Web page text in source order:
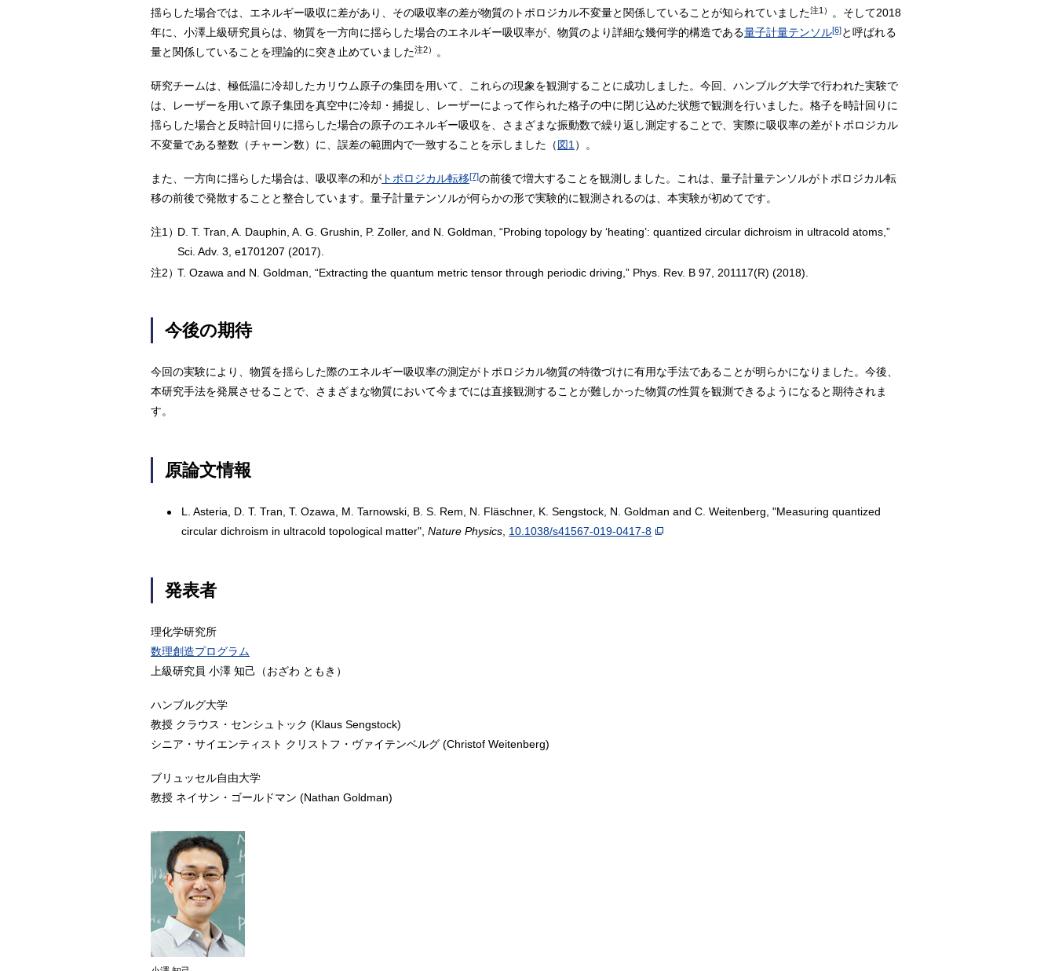
揺らした場合では、エネルギー吸収に差があり、その吸収率の差が物質のトポロジカル不変量と関係していることが知られていました注1）
。そして2018
年に、小澤上級研究員らは、物質を一方向に揺らした場合のエネルギー吸収率が、物質のより詳細な幾何学的構造である量子計量テンソル[6]と呼ばれる
量と関係していることを理論的に突き止めていました注2） 。
研究チームは、極低温に冷却したカリウム原子の集団を用いて、これらの現象を観測することに成功しました。今回、ハンブルグ大学で行われた実験で
は、レーザーを用いて原子集団を真空中に冷却・捕捉し、レーザーによって作られた格子の中に閉じ込めた状態で観測を行いました。格子を時計回りに
揺らした場合と反時計回りに揺らした場合の原子のエネルギー吸収を、さまざまな振動数で繰り返し測定することで、実際に吸収率の差がトポロジカル
不変量である整数（チャーン数）に、誤差の範囲内で一致することを示しました（図1 ）。
また、一方向に揺らした場合は、吸収率の和が トポロジカル転移[7]の前後で増大することを観測しました。これは、量子計量テンソルがトポロジカル転
移の前後で発散することと整合しています。量子計量テンソルが何らかの形で実験的に観測されるのは、本実験が初めてです。
注1）D. T. Tran, A. Dauphin, A. G. Grushin, P. Zoller, and N. Goldman, “Probing topology by ‘heating’: quantized circular dichroism in ultracold atoms,”
Sci. Adv. 3, e1701207 (2017).
注2）T. Ozawa and N. Goldman, “Extracting the quantum metric tensor through periodic driving,” Phys. Rev. B 97, 201117(R) (2018).
今後の期待
今回の実験により、物質を揺らした際のエネルギー吸収率の測定がトポロジカル物質の特徴づけに有用な手法であることが明らかになりました。今後、
本研究手法を発展させることで、さまざまな物質において今までには直接観測することが難しかった物質の性質を観測できるようになると期待されま
す。
原論文情報
L. Asteria, D. T. Tran, T. Ozawa, M. Tarnowski, B. S. Rem, N. Fläschner, K. Sengstock, N. Goldman and C. Weitenberg, "Measuring quantized
circular dichroism in ultracold topological matter",Nature Physics 10.1038/s41567-019-0417-8
発表者
理化学研究所
数理創造プログラム
上級研究員 小澤 知己（おざわ ともき）
ハンブルグ大学
教授 クラウス・センシュトック (Klaus Sengstock)
シニア・サイエンティスト クリストフ・ヴァイテンベルグ (Christof Weitenberg)
ブリュッセル自由大学
教授 ネイサン・ゴールドマン (Nathan Goldman)